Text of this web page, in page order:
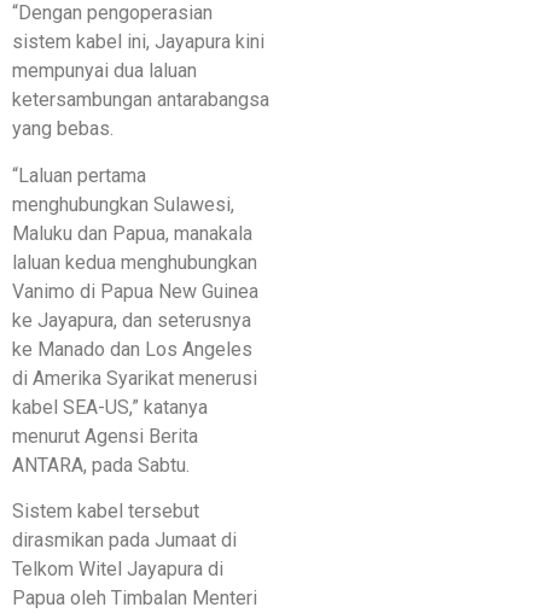
“Dengan pengoperasian
sistem kabel ini, Jayapura kini
mempunyai dua laluan
ketersambungan antarabangsa
yang bebas.
“Laluan pertama
menghubungkan Sulawesi,
Maluku dan Papua, manakala
laluan kedua menghubungkan
Vanimo di Papua New Guinea
ke Jayapura, dan seterusnya
ke Manado dan Los Angeles
di Amerika Syarikat menerusi
kabel SEA-US,” katanya
menurut Agensi Berita
ANTARA, pada Sabtu.
Sistem kabel tersebut
dirasmikan pada Jumaat di
Telkom Witel Jayapura di
Papua oleh Timbalan Menteri